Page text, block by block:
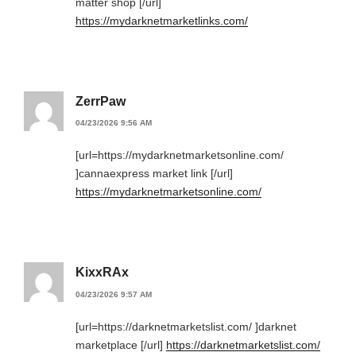
https://mydarknetmarketlinks.com/
ZerrPaw
04/23/2026 9:56 AM
[url=https://mydarknetmarketsonline.com/
]cannaexpress market link [/url]
https://mydarknetmarketsonline.com/
KixxRAx
04/23/2026 9:57 AM
[url=https://darknetmarketslist.com/ ]darknet
marketplace [/url] https://darknetmarketslist.com/